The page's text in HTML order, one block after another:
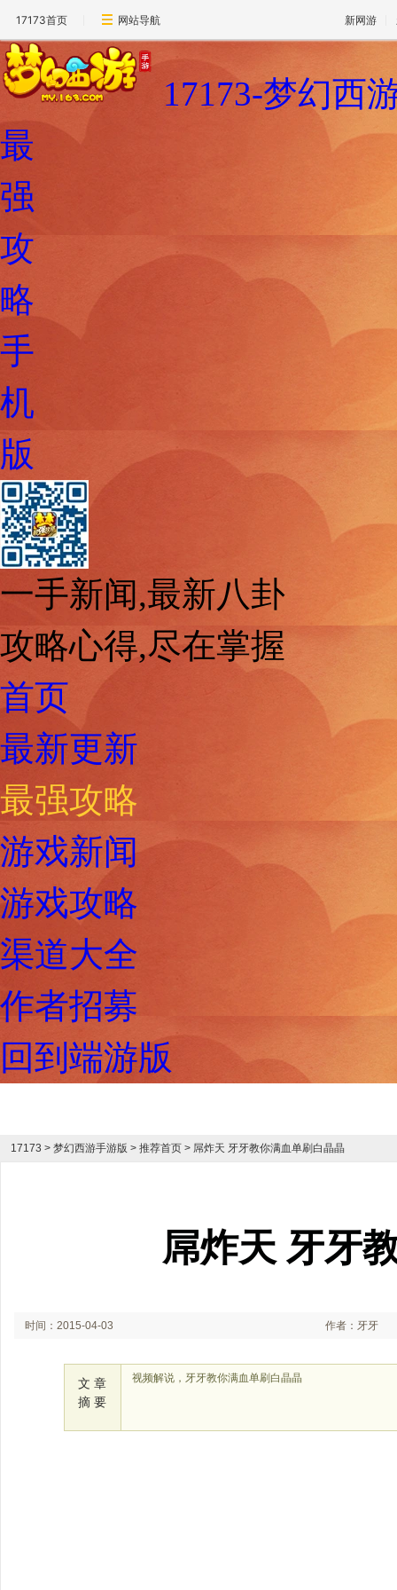
17173首页 网站导航 新网游
17173-梦幻西
最
强
攻
略
手
机
版
一手新闻,最新八卦
攻略心得,尽在掌握
首页
最新更新
最强攻略
游戏新闻
游戏攻略
渠道大全
作者招募
回到端游版
17173 > 梦幻西游手游版 > 推荐首页 > 屌炸天 牙牙教你满血单刷白晶晶
屌炸天 牙牙
时间：2015-04-03 作者：牙牙
文 章
摘 要
视频解说，牙牙教你满血单刷白晶晶